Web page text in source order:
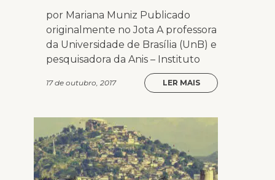
por Mariana Muniz Publicado
originalmente no Jota A professora
da Universidade de Brasília (UnB) e
pesquisadora da Anis – Instituto
17 de outubro, 2017 LER MAIS